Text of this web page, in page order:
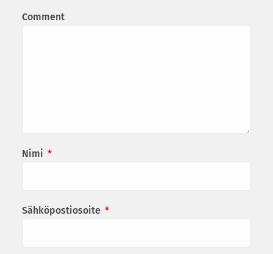
Comment
Nimi *
Sähköpostiosoite *